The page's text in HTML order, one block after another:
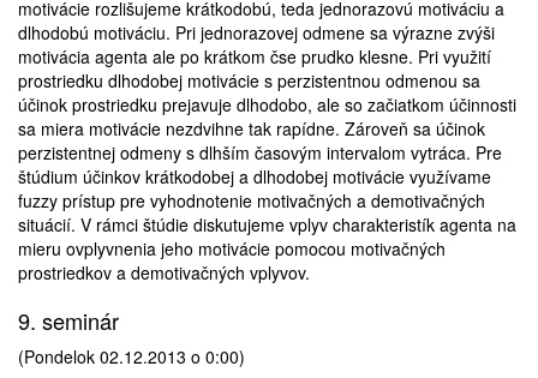
motivácie rozlišujeme krátkodobú, teda jednorazovú motiváciu a
dlhodobú motiváciu. Pri jednorazovej odmene sa výrazne zvýši
motivácia agenta ale po krátkom čse prudko klesne. Pri využití
prostriedku dlhodobej motivácie s perzistentnou odmenou sa
účinok prostriedku prejavuje dlhodobo, ale so začiatkom účinnosti
sa miera motivácie nezdvihne tak rapídne. Zároveň sa účinok
perzistentnej odmeny s dlhším časovým intervalom vytráca. Pre
štúdium účinkov krátkodobej a dlhodobej motivácie využívame
fuzzy prístup pre vyhodnotenie motivačných a demotivačných
situácií. V rámci štúdie diskutujeme vplyv charakteristík agenta na
mieru ovplyvnenia jeho motivácie pomocou motivačných
prostriedkov a demotivačných vplyvov.
9. seminár
(Pondelok 02.12.2013 o 0:00)